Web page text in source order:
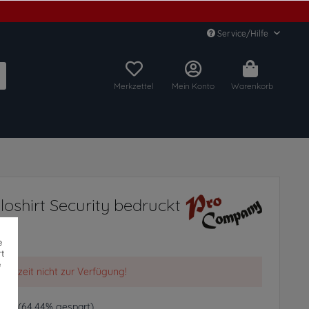
Service/Hilfe
Merkzettel Mein Konto Warenkorb
Security bedruckt
nicht zur Verfügung!